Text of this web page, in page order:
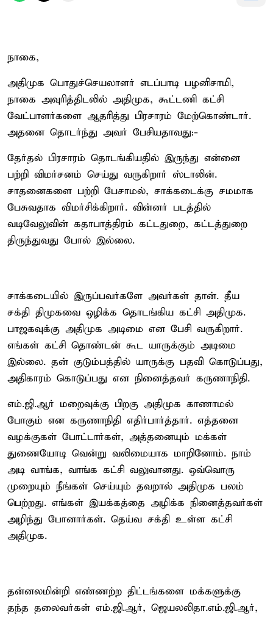
நாகை,
அதிமுக பொதுச்செயலாளர் எடப்பாடி பழனிசாமி,
நாகை அவுரித்திடலில் அதிமுக, கூட்டணி கட்சி
வேட்பாளர்களை ஆதரித்து பிரசாரம் மேற்கொண்டார்.
அதனை தொடர்ந்து அவர் பேசியதாவது:-
தேர்தல் பிரசாரம் தொடங்கியதில் இருந்து என்னை
பற்றி விமர்சனம் செய்து வருகிறார் ஸ்டாலின்.
சாதனைகளை பற்றி பேசாமல், சாக்கடைக்கு சமமாக
பேசுவதாக விமர்சிக்கிறார். வின்னர் படத்தில்
வடிவேலுவின் கதாபாத்திரம் கட்டதுறை, கட்டத்துறை
திருந்துவது போல் இல்லை.
சாக்கடையில் இருப்பவர்களே அவர்கள் தான். தீய
சக்தி திமுகவை ஒழிக்க தொடங்கிய கட்சி அதிமுக.
பாஜகவுக்கு அதிமுக அடிமை என பேசி வருகிறார்.
எங்கள் கட்சி தொண்டன் கூட யாருக்கும் அடிமை
இல்லை. தன் குடும்பத்தில் யாருக்கு பதவி கொடுப்பது,
அதிகாரம் கொடுப்பது என நினைத்தவர் கருணாநிதி.
எம்.ஜி.ஆர் மறைவுக்கு பிறகு அதிமுக காணாமல்
போகும் என கருணாநிதி எதிர்பார்த்தார். எத்தனை
வழக்குகள் போட்டார்கள், அத்தனையும் மக்கள்
துணையோடி வென்று வலிமையாக மாறினோம். நாம்
அடி வாங்க, வாங்க கட்சி வலுவானது. ஒவ்வொரு
முறையும் நீங்கள் செய்யும் தவறால் அதிமுக பலம்
பெற்றது. எங்கள் இயக்கத்தை அழிக்க நினைத்தவர்கள்
அழிந்து போனார்கள். தெய்வ சக்தி உள்ள கட்சி
அதிமுக.
தன்னலமின்றி எண்ணற்ற திட்டங்களை மக்களுக்கு
தந்த தலைவர்கள் எம்.ஜி.ஆர், ஜெயலலிதா.எம்.ஜி.ஆர்,